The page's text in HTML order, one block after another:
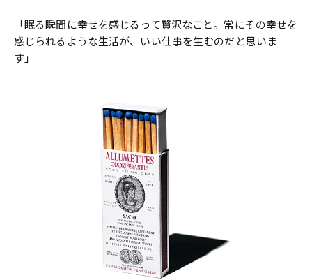
「眠る瞬間に幸せを感じるって贅沢なこと。常にその幸せを
感じられるような生活が、いい仕事を生むのだと思いま
す」